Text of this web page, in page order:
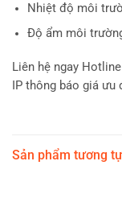
Nhiệt độ môi
Độ ẩm môi
Liên hệ ngay Hotline
IP thông báo giá ưu
Sản phẩm tương tự